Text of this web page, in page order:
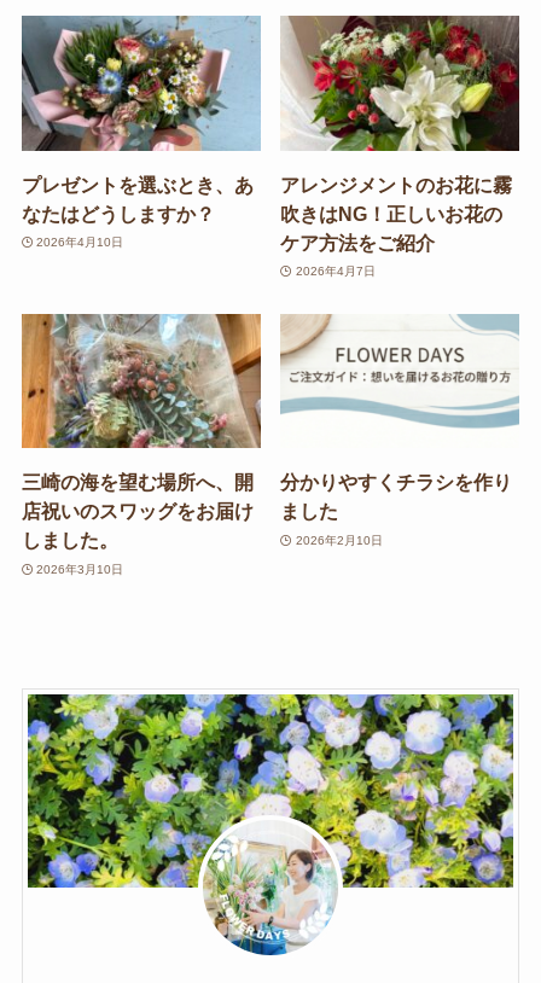
プレゼントを選ぶとき、あ
なたはどうしますか？
2026年4月10日
アレンジメントのお花に霧
吹きはNG！正しいお花の
ケア方法をご紹介
2026年4月7日
三崎の海を望む場所へ、開
店祝いのスワッグをお届け
しました。
2026年3月10日
分かりやすくチラシを作り
ました
2026年2月10日